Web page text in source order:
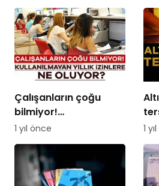
Çalışanların çoğu
bilmiyor!
Kullanılmayan yıllık
izinlere ne oluyor?
1 yıl önce 1